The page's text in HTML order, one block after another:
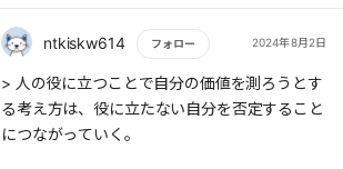
ntkiskw614 フォロー 2024年8月2日
もっと読む
> 人の役に立つことで自分の価値を測ろうとす
る考え方は、役に立たない自分を否定すること
につながっていく。